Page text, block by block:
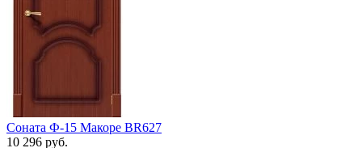
Соната Ф-15 Макоре BR627
10 296 руб.